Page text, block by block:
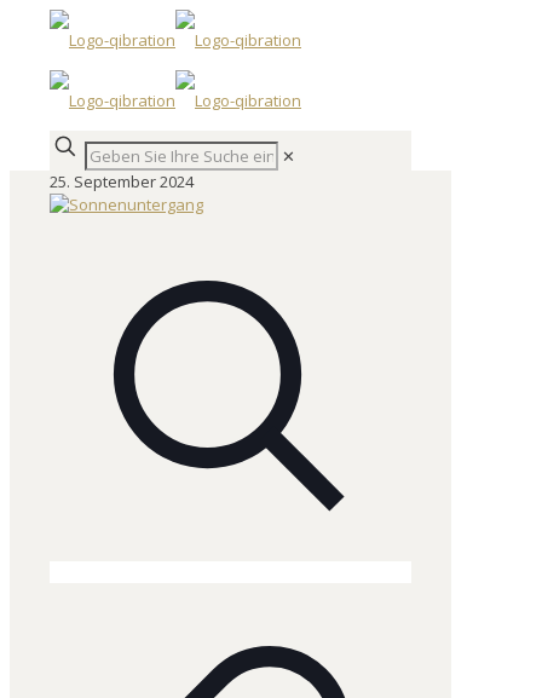
✕
25. September 2024